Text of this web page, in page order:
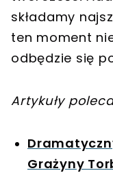
składamy
ten moment
odbędzie się
Artykuły
Grażyny